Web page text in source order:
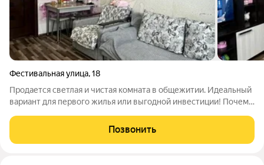
Фестивальная улица,18
Продается светлая и чистая комната в общежитии. Идеальный
вариант для первого жилья или выгодной инвестиции! Почему
комнате уютно, чисто и аккуратно можно заезжать без
дополнительных вложений.
Позвонить